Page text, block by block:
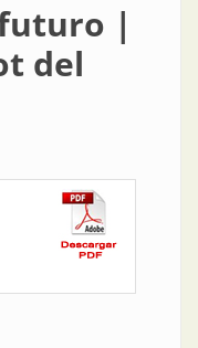
|
del